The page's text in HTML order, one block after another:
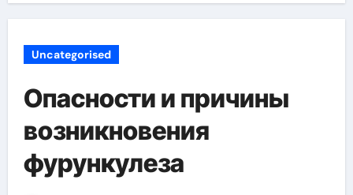
Uncategorised
Опасности и причины
возникновения
фурункулеза